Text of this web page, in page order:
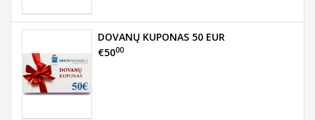
DOVANŲ KUPONAS 50 EUR
€5000